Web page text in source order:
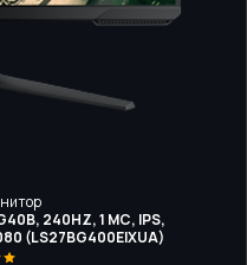
240HZ, 1 МС, IPS,
(LS27BG400EIXUA)